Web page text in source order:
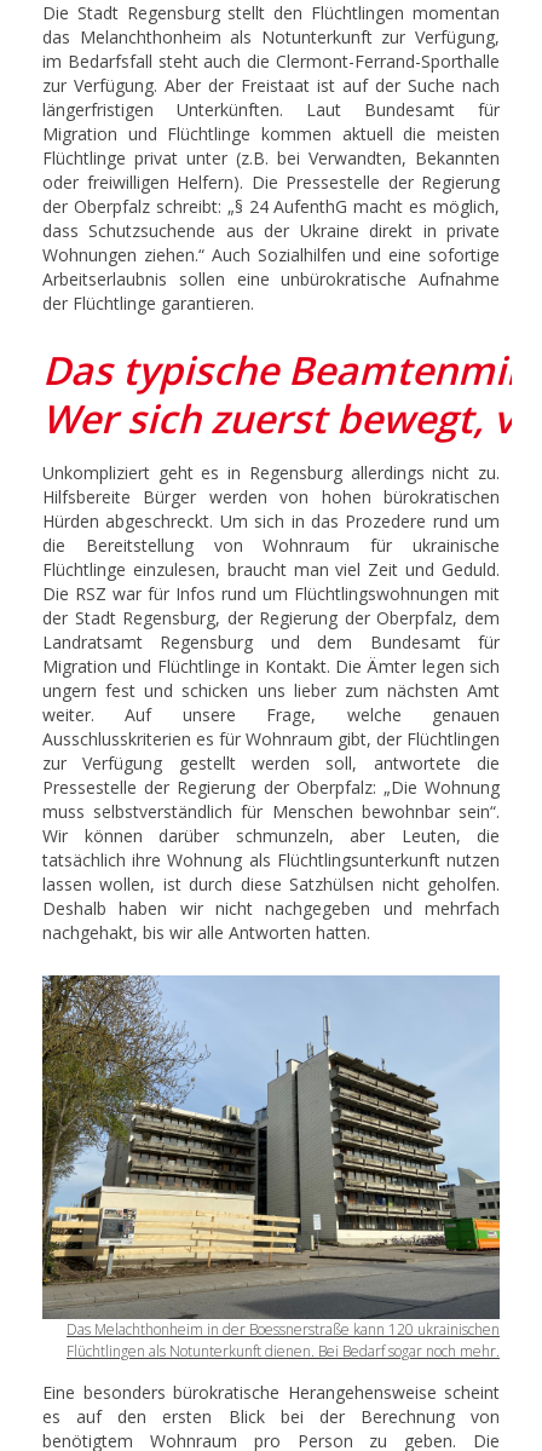
Die Stadt Regensburg stellt den Flüchtlingen momentan
das Melanchthonheim als Notunterkunft zur Verfügung,
im Bedarfsfall steht auch die Clermont-Ferrand-Sporthalle
zur Verfügung. Aber der Freistaat ist auf der Suche nach
längerfristigen Unterkünften. Laut Bundesamt für
Migration und Flüchtlinge kommen aktuell die meisten
Flüchtlinge privat unter (z.B. bei Verwandten, Bekannten
oder freiwilligen Helfern). Die Pressestelle der Regierung
der Oberpfalz schreibt: „§ 24 AufenthG macht es möglich,
dass Schutzsuchende aus der Ukraine direkt in private
Wohnungen ziehen.“ Auch Sozialhilfen und eine sofortige
Arbeitserlaubnis sollen eine unbürokratische Aufnahme
der Flüchtlinge garantieren.
Das typische
Wer sich zuerst bewegt,
Unkompliziert geht es in Regensburg allerdings nicht zu.
Hilfsbereite Bürger werden von hohen bürokratischen
Hürden abgeschreckt. Um sich in das Prozedere rund um
die Bereitstellung von Wohnraum für ukrainische
Flüchtlinge einzulesen, braucht man viel Zeit und Geduld.
Die RSZ war für Infos rund um Flüchtlingswohnungen mit
der Stadt Regensburg, der Regierung der Oberpfalz, dem
Landratsamt Regensburg und dem Bundesamt für
Migration und Flüchtlinge in Kontakt. Die Ämter legen sich
ungern fest und schicken uns lieber zum nächsten Amt
weiter. Auf unsere Frage, welche genauen
Ausschlusskriterien es für Wohnraum gibt, der Flüchtlingen
zur Verfügung gestellt werden soll, antwortete die
Pressestelle der Regierung der Oberpfalz: „Die Wohnung
muss selbstverständlich für Menschen bewohnbar sein“.
Wir können darüber schmunzeln, aber Leuten, die
tatsächlich ihre Wohnung als Flüchtlingsunterkunft nutzen
lassen wollen, ist durch diese Satzhülsen nicht geholfen.
Deshalb haben wir nicht nachgegeben und mehrfach
nachgehakt, bis wir alle Antworten hatten.
Das Melachthonheim in der Boessnerstraße kann 120 ukrainischen
Flüchtlingen als Notunterkunft dienen. Bei Bedarf sogar noch mehr.
Eine besonders bürokratische Herangehensweise scheint
es auf den ersten Blick bei der Berechnung von
benötigtem Wohnraum pro Person zu geben. Die